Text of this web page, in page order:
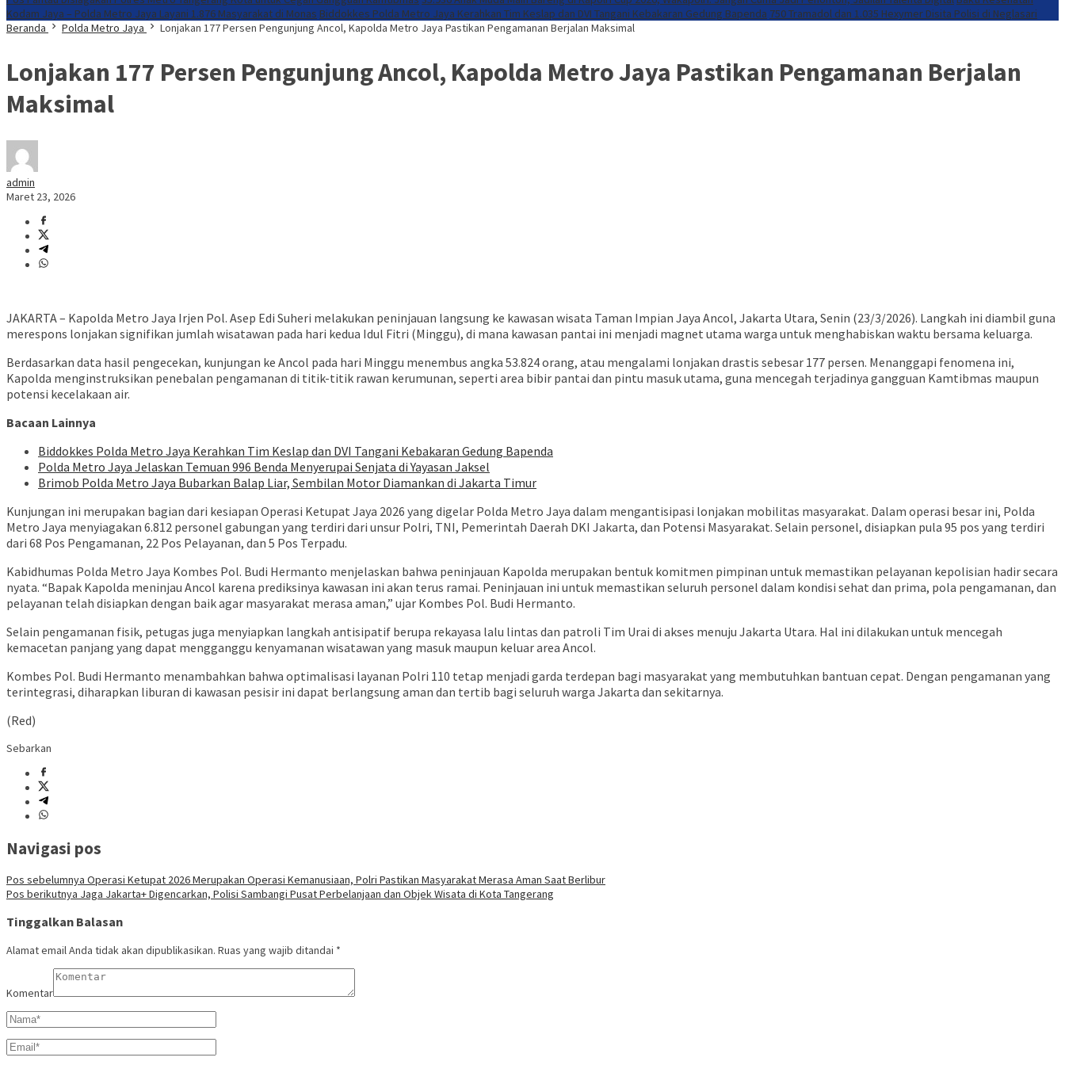
Kodam Jaya – Polda Metro Jaya Layani 1.876 Masyarakat di Monas Biddokkes Polda Metro Jaya Kerahkan Tim Keslap dan DVI Tangani Kebakaran Gedung Bapenda 750 Tramadol dan 1.035 Hexymer Disita Polisi di Neglasari
Beranda
Polda Metro Jaya Lonjakan 177 Persen Pengunjung Ancol, Kapolda Metro Jaya Pastikan Pengamanan Berjalan Maksimal
Lonjakan 177 Persen Pengunjung Ancol, Kapolda Metro Jaya Pastikan Pengamanan Berjalan
Maksimal
admin
Maret 23, 2026
JAKARTA – Kapolda Metro Jaya Irjen Pol. Asep Edi Suheri melakukan peninjauan langsung ke kawasan wisata Taman Impian Jaya Ancol, Jakarta Utara, Senin (23/3/2026). Langkah ini diambil guna
merespons lonjakan signifikan jumlah wisatawan pada hari kedua Idul Fitri (Minggu), di mana kawasan pantai ini menjadi magnet utama warga untuk menghabiskan waktu bersama keluarga.
Berdasarkan data hasil pengecekan, kunjungan ke Ancol pada hari Minggu menembus angka 53.824 orang, atau mengalami lonjakan drastis sebesar 177 persen. Menanggapi fenomena ini,
Kapolda menginstruksikan penebalan pengamanan di titik-titik rawan kerumunan, seperti area bibir pantai dan pintu masuk utama, guna mencegah terjadinya gangguan Kamtibmas maupun
potensi kecelakaan air.
Bacaan Lainnya
Biddokkes Polda Metro Jaya Kerahkan Tim Keslap dan DVI Tangani Kebakaran Gedung Bapenda
Polda Metro Jaya Jelaskan Temuan 996 Benda Menyerupai Senjata di Yayasan Jaksel
Brimob Polda Metro Jaya Bubarkan Balap Liar, Sembilan Motor Diamankan di Jakarta Timur
Kunjungan ini merupakan bagian dari kesiapan Operasi Ketupat Jaya 2026 yang digelar Polda Metro Jaya dalam mengantisipasi lonjakan mobilitas masyarakat. Dalam operasi besar ini, Polda
Metro Jaya menyiagakan 6.812 personel gabungan yang terdiri dari unsur Polri, TNI, Pemerintah Daerah DKI Jakarta, dan Potensi Masyarakat. Selain personel, disiapkan pula 95 pos yang terdiri
dari 68 Pos Pengamanan, 22 Pos Pelayanan, dan 5 Pos Terpadu.
Kabidhumas Polda Metro Jaya Kombes Pol. Budi Hermanto menjelaskan bahwa peninjauan Kapolda merupakan bentuk komitmen pimpinan untuk memastikan pelayanan kepolisian hadir secara
nyata. “Bapak Kapolda meninjau Ancol karena prediksinya kawasan ini akan terus ramai. Peninjauan ini untuk memastikan seluruh personel dalam kondisi sehat dan prima, pola pengamanan, dan
pelayanan telah disiapkan dengan baik agar masyarakat merasa aman,” ujar Kombes Pol. Budi Hermanto.
Selain pengamanan fisik, petugas juga menyiapkan langkah antisipatif berupa rekayasa lalu lintas dan patroli Tim Urai di akses menuju Jakarta Utara. Hal ini dilakukan untuk mencegah
kemacetan panjang yang dapat mengganggu kenyamanan wisatawan yang masuk maupun keluar area Ancol.
Kombes Pol. Budi Hermanto menambahkan bahwa optimalisasi layanan Polri 110 tetap menjadi garda terdepan bagi masyarakat yang membutuhkan bantuan cepat. Dengan pengamanan yang
terintegrasi, diharapkan liburan di kawasan pesisir ini dapat berlangsung aman dan tertib bagi seluruh warga Jakarta dan sekitarnya.
(Red)
Sebarkan
Navigasi pos
Pos sebelumnya Operasi Ketupat 2026 Merupakan Operasi Kemanusiaan, Polri Pastikan Masyarakat Merasa Aman Saat Berlibur
Pos berikutnya Jaga Jakarta+ Digencarkan, Polisi Sambangi Pusat Perbelanjaan dan Objek Wisata di Kota Tangerang
Tinggalkan Balasan
Alamat email Anda tidak akan dipublikasikan. Ruas yang wajib ditandai *
Komentar